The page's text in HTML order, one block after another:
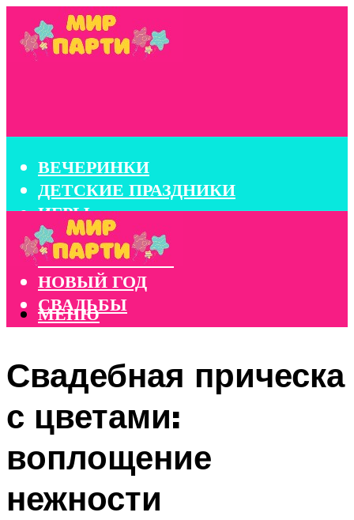
ВЕЧЕРИНКИ
ДЕТСКИЕ ПРАЗДНИКИ
ИГРЫ
КОНКУРСЫ
КОРПОРАТИВЫ
НОВЫЙ ГОД
СВАДЬБЫ
МЕНЮ
Свадебная прическа
с цветами:
воплощение
нежности